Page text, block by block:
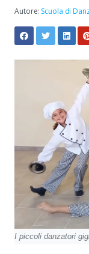
Autore: Scuola di
I piccoli danzatori